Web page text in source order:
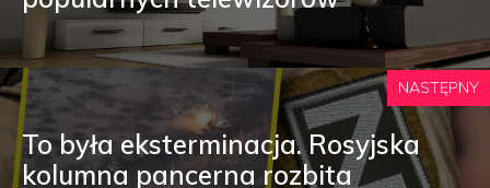
NASTĘPNY
To była eksterminacja. Rosyjska
kolumna pancerna rozbita